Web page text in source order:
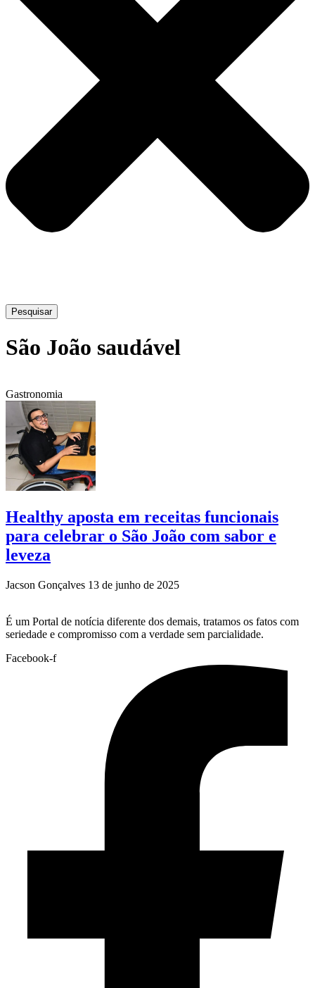
Pesquisar
São João saudável
Gastronomia
Healthy aposta em receitas funcionais
para celebrar o São João com sabor e
leveza
Jacson Gonçalves 13 de junho de 2025
É um Portal de notícia diferente dos demais, tratamos os fatos com
seriedade e compromisso com a verdade sem parcialidade.
Facebook-f